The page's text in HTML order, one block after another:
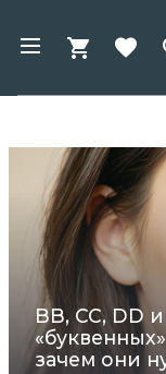
BB, CC, DD
зачем они